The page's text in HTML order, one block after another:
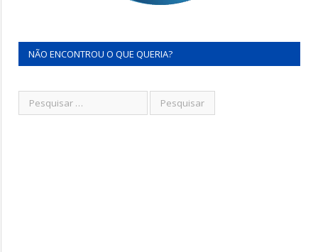
NÃO ENCONTROU O QUE QUERIA?